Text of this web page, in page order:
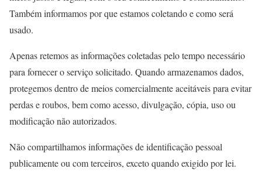
Também informamos por que estamos coletando e como será
usado.
Apenas retemos as informações coletadas pelo tempo necessário
para fornecer o serviço solicitado. Quando armazenamos dados,
protegemos dentro de meios comercialmente aceitáveis ​​para evitar
perdas e roubos, bem como acesso, divulgação, cópia, uso ou
modificação não autorizados.
Não compartilhamos informações de identificação pessoal
publicamente ou com terceiros, exceto quando exigido por lei.